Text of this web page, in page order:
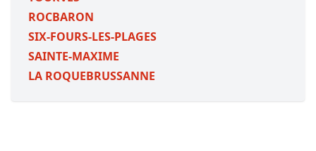
ROCBARON
SIX-FOURS-LES-PLAGES
SAINTE-MAXIME
LA ROQUEBRUSSANNE